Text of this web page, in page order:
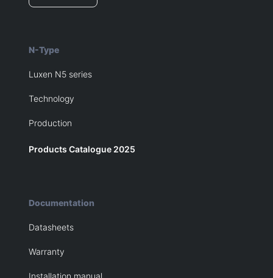
N-Type
Luxen N5 series
Technology
Production
Products Catalogue 2025
Documentation
Datasheets
Warranty
Installation manual